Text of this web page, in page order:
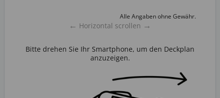
Alle Angaben ohne Gewähr.
← Horizontal scrollen →
Bitte drehen Sie Ihr Smartphone, um den Deckplan
anzuzeigen.